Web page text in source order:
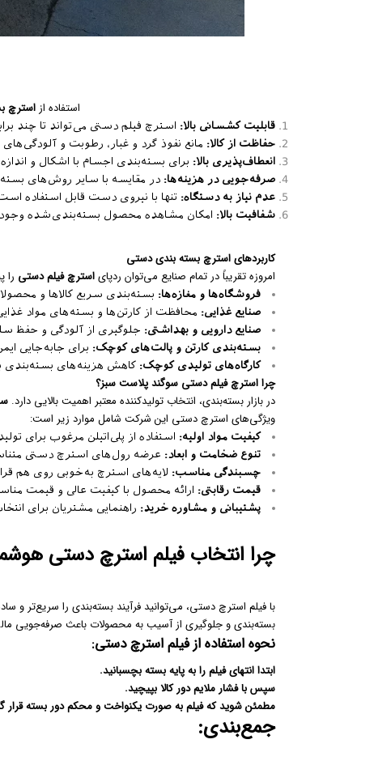
استفاده ازاسترچ
قابلیت کشسانی بالا: استرچ فیلم دستی می‌تواند تا چند
حفاظت از کالا: مانع نفوذ گرد و غبار، رطوبت و
انعطاف‌پذیری بالا: برای بسته‌بندی اجسام با اشکال و
صرفه‌جویی در هزینه‌ها: در مقایسه با سایر روش‌های
عدم نیاز به دستگاه: تنها با نیروی دست قابل استفاده
شفافیت بالا: امکان مشاهده محصول بسته‌بندی‌شده وجود
کاربردهای استرچ بسته بندی دستی
امروزه تقریباً در تمام صنایع می‌توان ردپایاسترچ فیلم دستی را
فروشگاه‌ها و مغازه‌ها: بسته‌بندی سریع کالاها و
صنایع غذایی: محافظت از کارتن‌ها و بسته‌های مواد
صنایع دارویی و بهداشتی: جلوگیری از آلودگی و حفظ
بسته‌بندی کارتن و پالت‌های کوچک: برای جابه‌جایی
کارگاه‌های تولیدی کوچک: کاهش هزینه‌های بسته‌بندی
چرا استرچ فیلم دستی سوگند پلاست سبز؟
در بازار بسته‌بندی، انتخاب تولیدکننده معتبر اهمیت بالایی دارد.
ویژگی‌های استرچ دستی این شرکت شامل موارد زیر است:
کیفیت مواد اولیه: استفاده از پلی‌اتیلن مرغوب برای
تنوع ضخامت و ابعاد: عرضه رول‌های استرچ دستی
چسبندگی مناسب: لایه‌های استرچ به‌خوبی روی هم
قیمت رقابتی: ارائه محصول با کیفیت عالی و قیمت
پشتیبانی و مشاوره خرید: راهنمایی مشتریان برای
چرا انتخاب فیلم استرچ دستی
با فیلم استرچ دستی، می‌توانید فرآیند بسته‌بندی را سریع‌تر
بسته‌بندی و جلوگیری از آسیب به محصولات باعث صرفه‌جویی
نحوه استفاده از فیلم استرچ دستی:
ابتدا انتهای فیلم را به پایه بسته بچسبانید.
سپس با فشار ملایم دور کالا بپیچید.
مطمئن شوید که فیلم به صورت یکنواخت و محکم دور بسته قرار
جمع‌بندی: